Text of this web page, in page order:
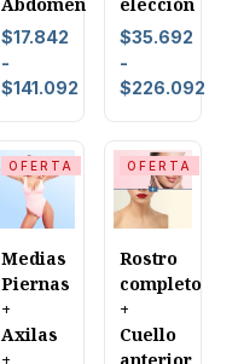
$17.842
-
$141.092
$35.692
-
$226.092
OFERTA
Medias
Piernas
+
Axilas
OFERTA
Rostro
completo
+
Cuello